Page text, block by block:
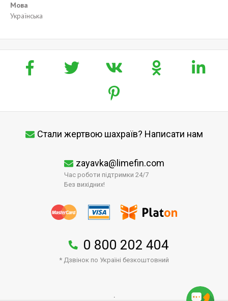
Мова
Українська
Стали жертвою шахраїв? Написати нам
zayavka@limefin.com
Час роботи підтримки 24/7
Без вихідних!
0 800 202 404
* Дзвінок по Україні безкоштовний
.
↑